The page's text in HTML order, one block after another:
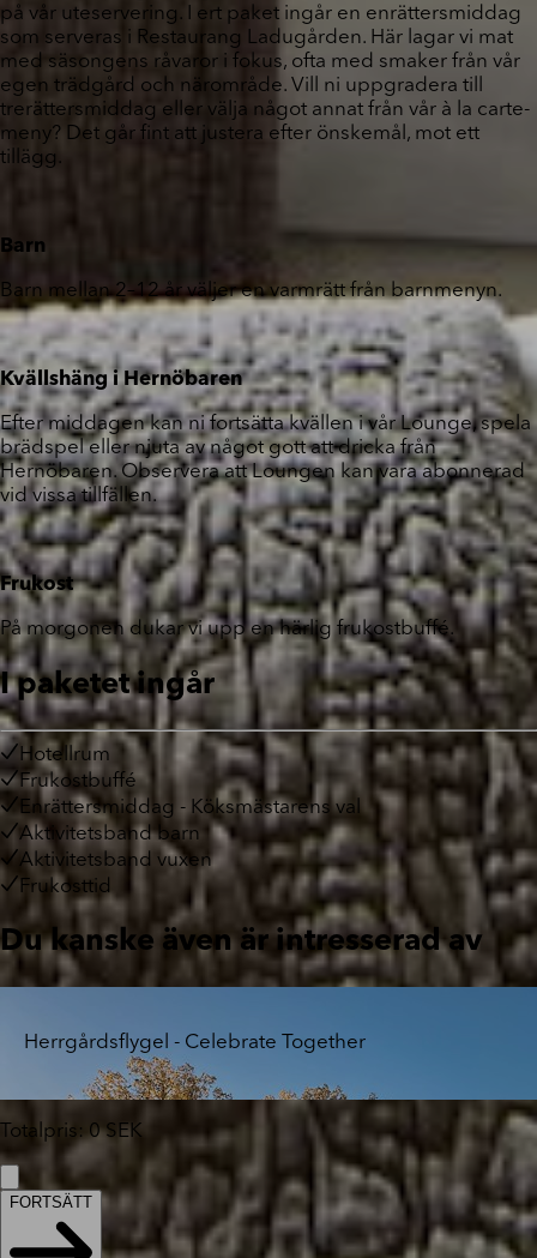
på vår uteservering. I ert paket ingår en enrättersmiddag
som serveras i Restaurang Ladugården. Här lagar vi mat
med säsongens råvaror i fokus, ofta med smaker från vår
egen trädgård och närområde. Vill ni uppgradera till
trerättersmiddag eller välja något annat från vår à la carte-
meny? Det går fint att justera efter önskemål, mot ett
tillägg.
Barn
Barn mellan 2–12 år väljer en varmrätt från barnmenyn.
Kvällshäng i Hernöbaren
Efter middagen kan ni fortsätta kvällen i vår Lounge, spela
brädspel eller njuta av något gott att dricka från
Hernöbaren. Observera att Loungen kan vara abonnerad
vid vissa tillfällen.
Frukost
På morgonen dukar vi upp en härlig frukostbuffé.
I paketet ingår
Hotellrum
Frukostbuffé
Enrättersmiddag - Köksmästarens val
Aktivitetsband barn
Aktivitetsband vuxen
Frukosttid
Du kanske även är intresserad av
Herrgårdsflygel - Celebrate Together
Totalpris: 0 SEK
FORTSÄTT